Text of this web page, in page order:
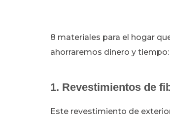
8 materiales para el hogar
ahorraremos dinero y tiempo:
1. Revestimientos de
Este revestimiento de